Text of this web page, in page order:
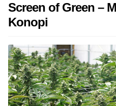
PROMOCJE
PROMOCJE 1+1
NAJLEPSZE OKAZJE
PROMOCJA TYGODNIA
Screen of Green –
Konopi